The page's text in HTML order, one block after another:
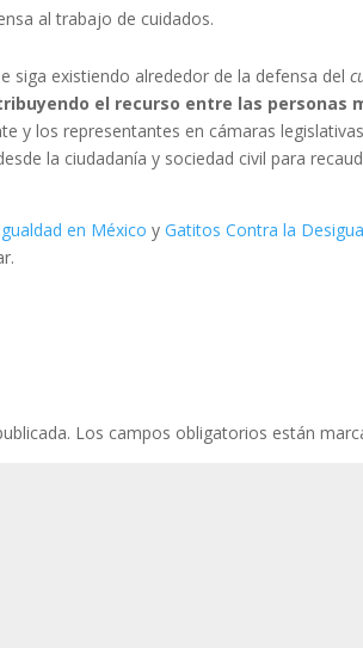
al trabajo de cuidados.
siga existiendo alrededor de la defensa del
el recurso entre las personas
y los representantes en cámaras
la ciudadanía y sociedad civil para
en México yGatitos Contra la
Los campos obligatorios están